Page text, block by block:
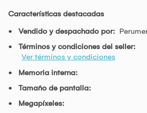
Características destacadas
Vendido y despachado por:
Términos y condiciones del seller:
Ver términos y condiciones
Memoria interna:
Tamaño de pantalla:
Megapíxeles: